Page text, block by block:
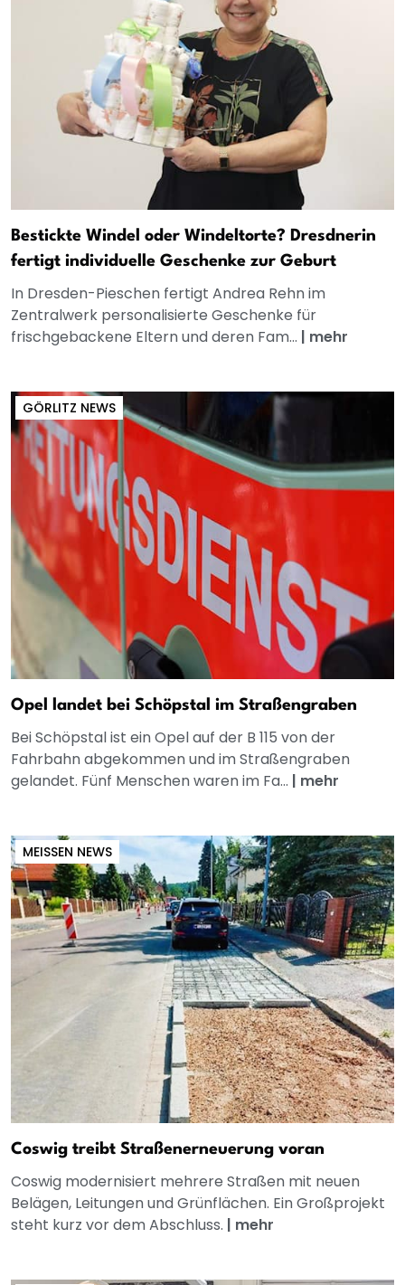
Bestickte Windel oder Windeltorte? Dresdnerin
fertigt individuelle Geschenke zur Geburt
In Dresden-Pieschen fertigt Andrea Rehn im
Zentralwerk personalisierte Geschenke für
frischgebackene Eltern und deren Fam... | mehr
GÖRLITZ NEWS
Opel landet bei Schöpstal im Straßengraben
Bei Schöpstal ist ein Opel auf der B 115 von der
Fahrbahn abgekommen und im Straßengraben
gelandet. Fünf Menschen waren im Fa... | mehr
MEISSEN NEWS
Coswig treibt Straßenerneuerung voran
Coswig modernisiert mehrere Straßen mit neuen
Belägen, Leitungen und Grünflächen. Ein Großprojekt
steht kurz vor dem Abschluss. | mehr